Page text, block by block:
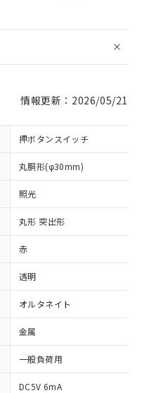
情報更新：2026/05/21
押ボタンスイッチ
丸胴形(φ30mm)
照光
丸形 突出形
赤
透明
オルタネイト
金属
一般負荷用
DC5V 6mA